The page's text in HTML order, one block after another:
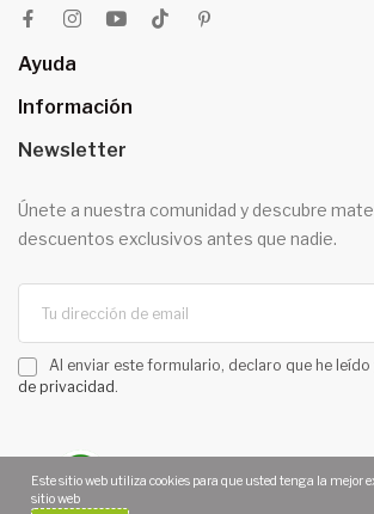
Ayuda
Información
Newsletter
Únete a nuestra comunidad y descubre
descuentos exclusivos antes que nadie.
Al enviar este formulario, declaro que he
de privacidad .
Copyright 2026 © MOARÉ MANUALIDADES.
Este sitio web utiliza cookies para que usted tenga la mejor
sitio web